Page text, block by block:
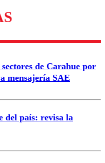
para garantizar un
de Carahue por
mensajería SAE
del país: revisa la